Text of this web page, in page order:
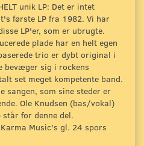
unik LP: Det er intet
første LP fra 1982. Vi har
LP'er, som er ubrugte.
plade har en helt egen
trio er dybt original i
bevæger sig i rockens
set meget kompetente band.
sangen, som sine steder er
Ole Knudsen (bas/vokal)
for denne del.
Music's gl. 24 spors